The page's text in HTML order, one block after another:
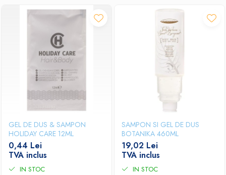
GEL DE DUS & SAMPON
HOLIDAY CARE 12ML
0,44 Lei
TVA inclus
IN STOC
SAMPON SI GEL DE DUS
BOTANIKA 460ML
19,02 Lei
TVA inclus
IN STOC